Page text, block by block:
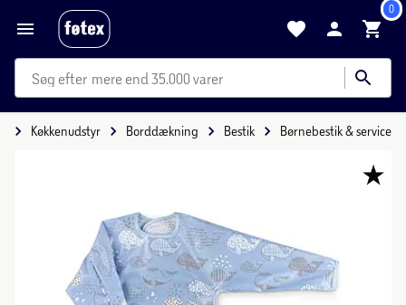
0
mere end 35.000 varer
Køkkenudstyr Borddækning Bestik Børnebestik & service